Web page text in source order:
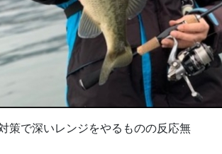
策で深いレンジをやるものの反応無